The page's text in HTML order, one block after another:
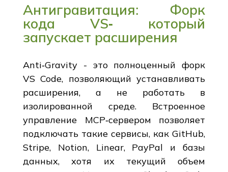
Антигравитация: Форк
кода VS‑ который
запускает расширения
Anti‑Gravity - это полноценный форк
VS Code, позволяющий устанавливать
расширения, а не работать в
изолированной среде. Встроенное
управление MCP‑сервером позволяет
подключать такие сервисы, как GitHub,
Stripe, Notion, Linear, PayPal и базы
данных, хотя их текущий объем